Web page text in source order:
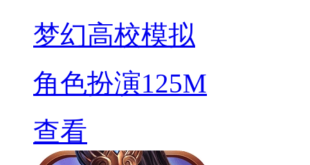
梦幻高校模拟
角色扮演125M
查看